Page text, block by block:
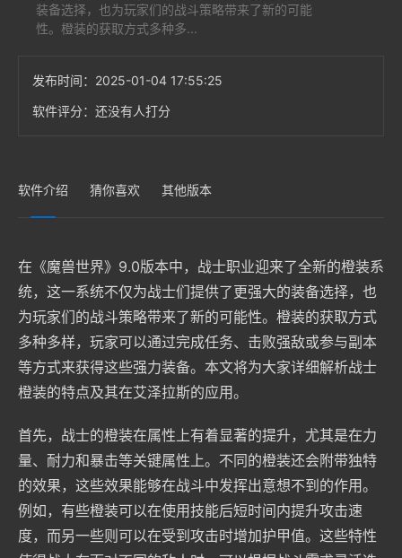
装备选择，也为玩家们的战斗策略带来了新的可能
性。橙装的获取方式多种多...
发布时间： 2025-01-04 17:55:25
软件评分： 还没有人打分
软件介绍 猜你喜欢 其他版本
在《魔兽世界》9.0版本中，战士职业迎来了全新的橙装系
统，这一系统不仅为战士们提供了更强大的装备选择，也
为玩家们的战斗策略带来了新的可能性。橙装的获取方式
多种多样，玩家可以通过完成任务、击败强敌或参与副本
等方式来获得这些强力装备。本文将为大家详细解析战士
橙装的特点及其在艾泽拉斯的应用。
首先，战士的橙装在属性上有着显著的提升，尤其是在力
量、耐力和暴击等关键属性上。不同的橙装还会附带独特
的效果，这些效果能够在战斗中发挥出意想不到的作用。
例如，有些橙装可以在使用技能后短时间内提升攻击速
度，而另一些则可以在受到攻击时增加护甲值。这些特性